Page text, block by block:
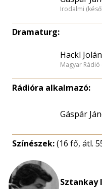
Irodalmi
Dramaturg:
Hackl Jolán
Magyar
Rádióra alkalmazó:
Gáspár
Színészek:(16 fő, átl.
Sztankay